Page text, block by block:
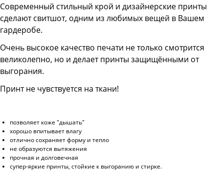
Современный стильный крой и дизайнерские принты
сделают свитшот, одним из любимых вещей в Вашем
гардеробе.
Очень высокое качество печати не только смотрится
великолепно, но и делает принты защищёнными от
выгорания.
Принт не чувствуется на ткани!
позволяет коже "дышать"
хорошо впитывает влагу
отлично сохраняет форму и тепло
не образуются вытяжения
прочная и долговечная
супер-яркие принты, стойкие к выгоранию и стирке.